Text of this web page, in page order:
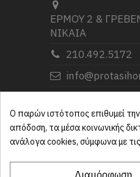
ΕΡΜΟΥ 2 &
ΝΙΚΑΙΑ
210.492.5172
Σας
επιλέξατε.
Ο παρών ιστότοπος επιθυμεί
απόδοση, τα μέσα κοινωνικής
ανάλογα cookies, σύμφωνα με τις
Διαμόρφωση